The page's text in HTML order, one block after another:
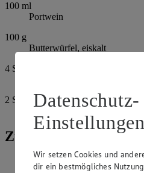
100 ml
Portwein
100 g
Butterwürfel, eiskalt
4 Stücke
2 Stücke
Zubereitung
Für das Lammfilet die
Datenschutz-
Einstellungen
Wir setzen Cookies und
dir ein bestmögliches